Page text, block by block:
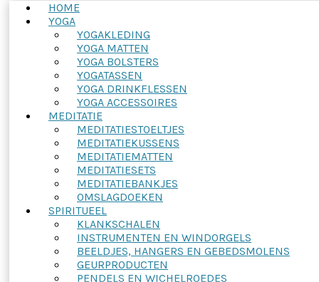
HOME
YOGA
YOGAKLEDING
YOGA MATTEN
YOGA BOLSTERS
YOGATASSEN
YOGA DRINKFLESSEN
YOGA ACCESSOIRES
MEDITATIE
MEDITATIESTOELTJES
MEDITATIEKUSSENS
MEDITATIEMATTEN
MEDITATIESETS
MEDITATIEBANKJES
OMSLAGDOEKEN
SPIRITUEEL
KLANKSCHALEN
INSTRUMENTEN EN WINDORGELS
BEELDJES, HANGERS EN GEBEDSMOLENS
GEURPRODUCTEN
PENDELS EN WICHELROEDES